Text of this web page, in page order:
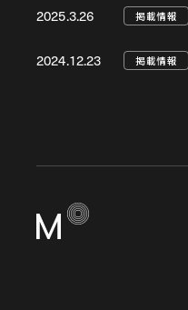
2025.3.26 掲載情報
2024.12.23 掲載情報